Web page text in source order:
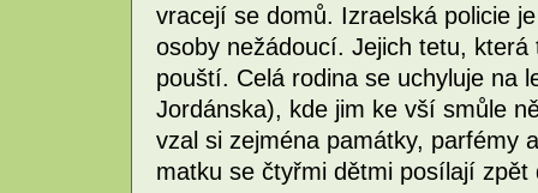
vracejí se domů. Izraelská policie
osoby nežádoucí. Jejich tetu,
pouští. Celá rodina se uchyluje na
Jordánska), kde jim ke vší smůle
vzal si zejména památky, parfémy
matku se čtyřmi dětmi posílají zpět